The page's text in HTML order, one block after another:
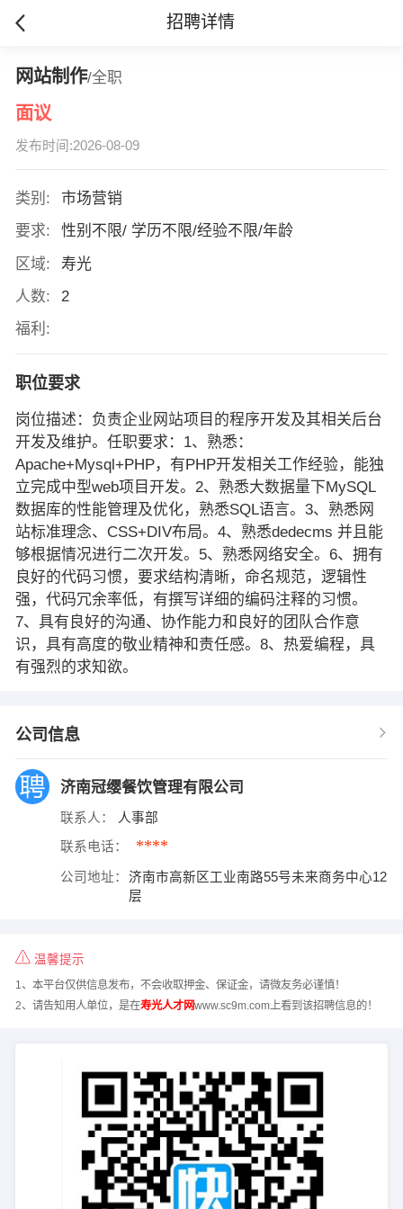
招聘详情
网站制作/全职
面议
发布时间:2026-08-09
类别:
市场营销
要求:
性别不限/ 学历不限/经验不限/年龄
区域:
寿光
人数:
2
福利:
职位要求
岗位描述：负责企业网站项目的程序开发及其相关后台
开发及维护。任职要求：1、熟悉：
Apache+Mysql+PHP，有PHP开发相关工作经验，能独
立完成中型web项目开发。2、熟悉大数据量下MySQL
数据库的性能管理及优化，熟悉SQL语言。3、熟悉网
站标准理念、CSS+DIV布局。4、熟悉dedecms 并且能
够根据情况进行二次开发。5、熟悉网络安全。6、拥有
良好的代码习惯，要求结构清晰，命名规范，逻辑性
强，代码冗余率低，有撰写详细的编码注释的习惯。
7、具有良好的沟通、协作能力和良好的团队合作意
识，具有高度的敬业精神和责任感。8、热爱编程，具
有强烈的求知欲。
公司信息
济南冠缨餐饮管理有限公司
联系人： 人事部
联系电话： ****
公司地址：
济南市高新区工业南路55号未来商务中心12
层
温馨提示
1、本平台仅供信息发布，不会收取押金、保证金，请微友务必谨慎！
2、请告知用人单位，是在寿光人才网www.sc9m.com上看到该招聘信息的！